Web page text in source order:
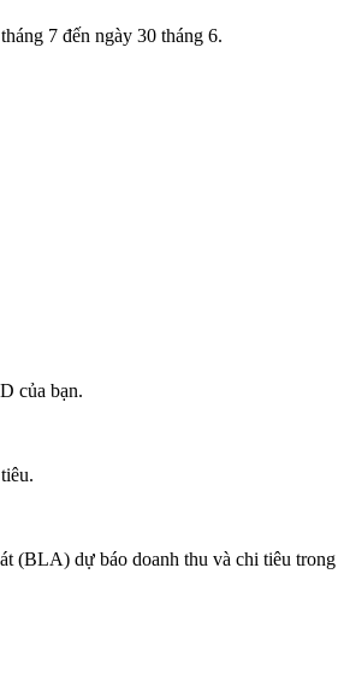
7 đến ngày 30 tháng 6.
của bạn.
dự báo doanh thu và chi tiêu